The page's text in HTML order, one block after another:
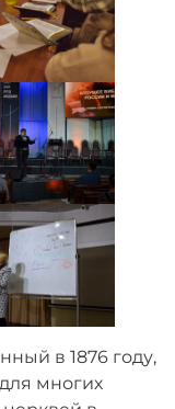
в 1876 году,
многих